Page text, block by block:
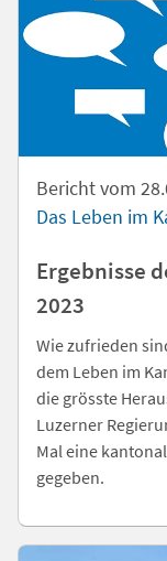
Bericht vom
Das Leben im
Ergebnisse
2023
Wie zufrieden
dem Leben im
die grösste
Luzerner
Mal eine
gegeben.